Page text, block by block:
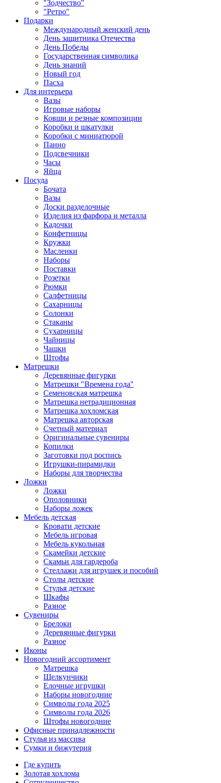
"Зодчество"
"Ретро"
Подарки
Международный женский день
День защитника Отечества
День Победы
Государственная символика
День знаний
Новый год
Пасха
Для интерьера
Вазы
Игровые наборы
Ковши и резные композиции
Коробки и шкатулки
Коробки с миниатюрой
Панно
Подсвечники
Часы
Яйца
Посуда
Бочата
Вазы
Доски разделочные
Изделия из фарфора и металла
Кадочки
Конфетницы
Кружки
Масленки
Наборы
Поставки
Розетки
Рюмки
Салфетницы
Сахарницы
Солонки
Стаканы
Сухарницы
Чайницы
Чашки
Штофы
Матрешки
Деревянные фигурки
Матрешки "Времена года"
Семеновская матрешка
Матрешка нетрадиционная
Матрешка хохломская
Матрешка авторская
Счетный материал
Оригинальные сувениры
Копилки
Заготовки под роспись
Игрушки-пирамидки
Наборы для творчества
Ложки
Ложки
Ополовники
Наборы ложек
Мебель детская
Кровати детские
Мебель игровая
Мебель кукольная
Скамейки детские
Скамьи для гардероба
Стеллажи для игрушек и пособий
Столы детские
Стулья детские
Шкафы
Разное
Сувениры
Брелоки
Деревянные фигурки
Разное
Иконы
Новогодний ассортимент
Матрешка
Щелкунчики
Елочные игрушки
Наборы новогодние
Символы года 2025
Символы года 2026
Штофы новогодние
Офисные принадлежности
Стулья из массива
Сумки и бижутерия
Где купить
Золотая хохлома